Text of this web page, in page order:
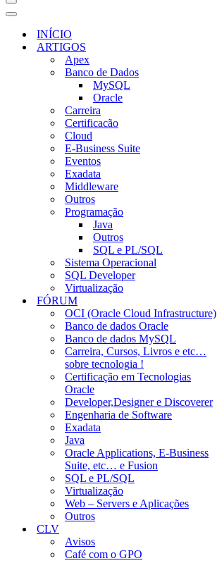
Menu
de
navegação
Menu
navegaçãoINÍCIO
ARTIGOS
Apex
Banco de Dados
MySQL
Oracle
Carreira
Certificacão
Cloud
E-Business Suite
Eventos
Exadata
Middleware
Outros
Programação
Java
Outros
SQL e PL/SQL
Sistema Operacional
SQL Developer
Virtualização
FÓRUM
OCI (Oracle Cloud Infrastructure)
Banco de dados Oracle
Banco de dados MySQL
Carreira, Cursos, Livros e etc…
sobre tecnologia !
Certificação em Tecnologias
Oracle
Developer,Designer e Discoverer
Engenharia de Software
Exadata
Java
Oracle Applications, E-Business
Suite, etc… e Fusion
SQL e PL/SQL
Virtualização
Web – Servers e Aplicações
Outros
CLV
Avisos
Café com o GPO